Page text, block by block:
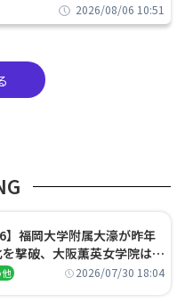
2026/08/06 10:51
】福岡大学附属大濠が昨年
撃破、大阪薫英女学院は岐
日目試合結果2026/07/30 18:04